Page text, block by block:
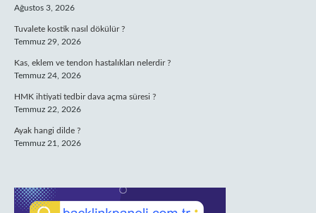
Ağustos 3, 2026
Tuvalete kostik nasıl dökülür ?
Temmuz 29, 2026
Kas, eklem ve tendon hastalıkları nelerdir ?
Temmuz 24, 2026
HMK ihtiyati tedbir dava açma süresi ?
Temmuz 22, 2026
Ayak hangi dilde ?
Temmuz 21, 2026